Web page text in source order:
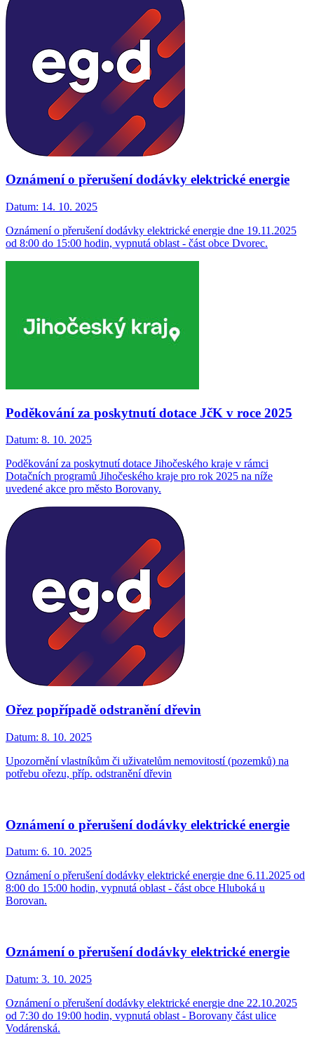
Oznámení o přerušení dodávky elektrické energie
Datum: 14. 10. 2025
Oznámení o přerušení dodávky elektrické energie dne 19.11.2025
od 8:00 do 15:00 hodin, vypnutá oblast - část obce Dvorec.
Poděkování za poskytnutí dotace JčK v roce 2025
Datum: 8. 10. 2025
Poděkování za poskytnutí dotace Jihočeského kraje v rámci
Dotačních programů Jihočeského kraje pro rok 2025 na níže
uvedené akce pro město Borovany.
Ořez popřípadě odstranění dřevin
Datum: 8. 10. 2025
Upozornění vlastníkům či uživatelům nemovitostí (pozemků) na
potřebu ořezu, příp. odstranění dřevin
Oznámení o přerušení dodávky elektrické energie
Datum: 6. 10. 2025
Oznámení o přerušení dodávky elektrické energie dne 6.11.2025 od
8:00 do 15:00 hodin, vypnutá oblast - část obce Hluboká u
Borovan.
Oznámení o přerušení dodávky elektrické energie
Datum: 3. 10. 2025
Oznámení o přerušení dodávky elektrické energie dne 22.10.2025
od 7:30 do 19:00 hodin, vypnutá oblast - Borovany část ulice
Vodárenská.